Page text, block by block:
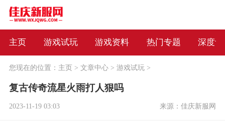
主页 游戏试玩 游戏资料 热门专题 深度
您现在的位置： 主页> 文章中心> 游戏试玩>
复古传奇流星火雨打人狠吗
2023-11-19 03:03 来源：佳庆新服网